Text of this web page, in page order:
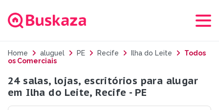
Home aluguel PE Recife Ilha do Leite
Todos
os Comerciais
24 salas, lojas, escritórios para alugar
em Ilha do Leite, Recife - PE